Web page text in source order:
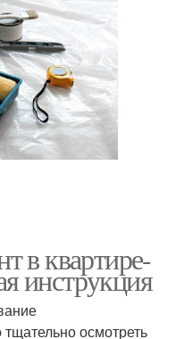
в квартире-
инструкция
осмотреть